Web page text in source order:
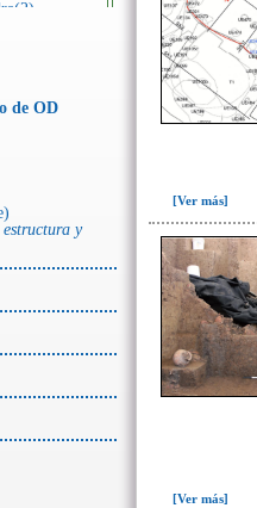
de OD
y
[Ver más]
[Ver más]